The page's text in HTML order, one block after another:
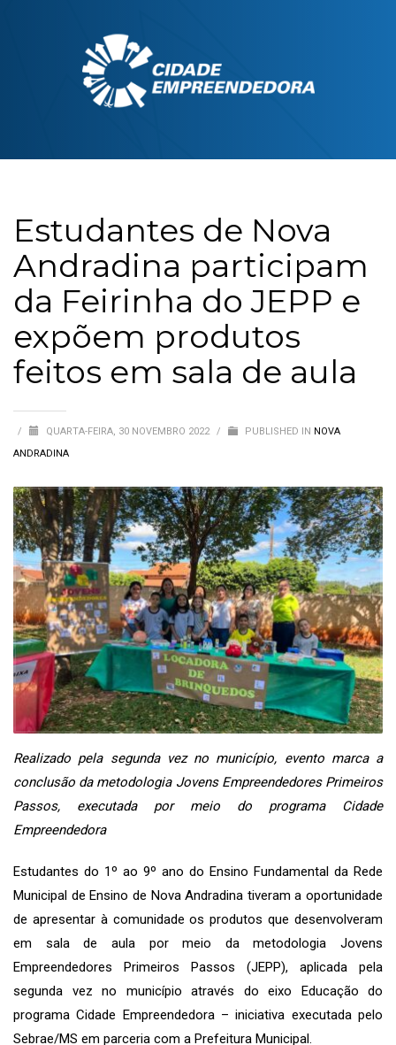
Estudantes de Nova
Andradina participam
da Feirinha do JEPP e
expõem produtos
feitos em sala de aula
/ QUARTA-FEIRA, 30 NOVEMBRO 2022 / PUBLISHED IN NOVA
ANDRADINA
Realizado pela segunda vez no município, evento marca a
conclusão da metodologia Jovens Empreendedores Primeiros
Passos, executada por meio do programa Cidade
Empreendedora
Estudantes do 1º ao 9º ano do Ensino Fundamental da Rede
Municipal de Ensino de Nova Andradina tiveram a oportunidade
de apresentar à comunidade os produtos que desenvolveram
em sala de aula por meio da metodologia Jovens
Empreendedores Primeiros Passos (JEPP), aplicada pela
segunda vez no município através do eixo Educação do
programa Cidade Empreendedora – iniciativa executada pelo
Sebrae/MS em parceria com a Prefeitura Municipal.